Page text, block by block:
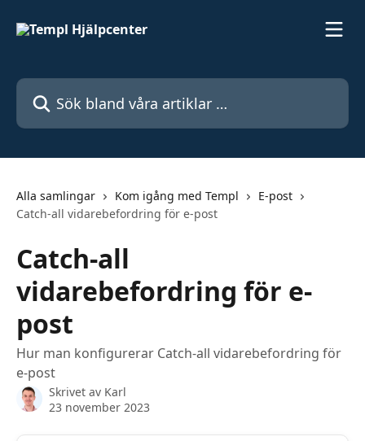
Sök bland våra artiklar …
Alla samlingar Kom igång med Templ
E-post
Catch-all vidarebefordring för e-post
Catch-all
vidarebefordring för e-
post
Hur man konfigurerar Catch-all vidarebefordring för
e-post
Skrivet av Karl
23 november 2023